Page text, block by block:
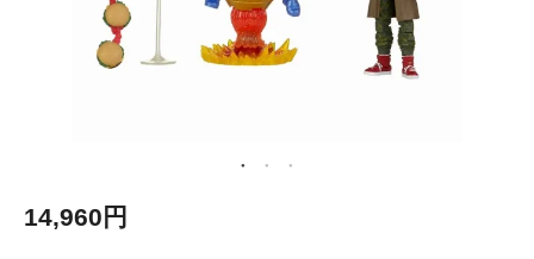
14,960円